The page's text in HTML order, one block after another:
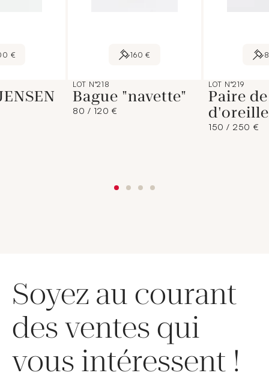
€ 160 €
LOT N°218
Bague "navette"
80 / 120 €
LOT N°219
Paire
150 / 250 €
Soyez au courant
des ventes qui
vous intéressent !